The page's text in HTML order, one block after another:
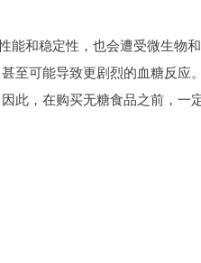
和稳定性，也会遭受微生物
至可能导致更剧烈的血糖反应
，在购买无糖食品之前，一